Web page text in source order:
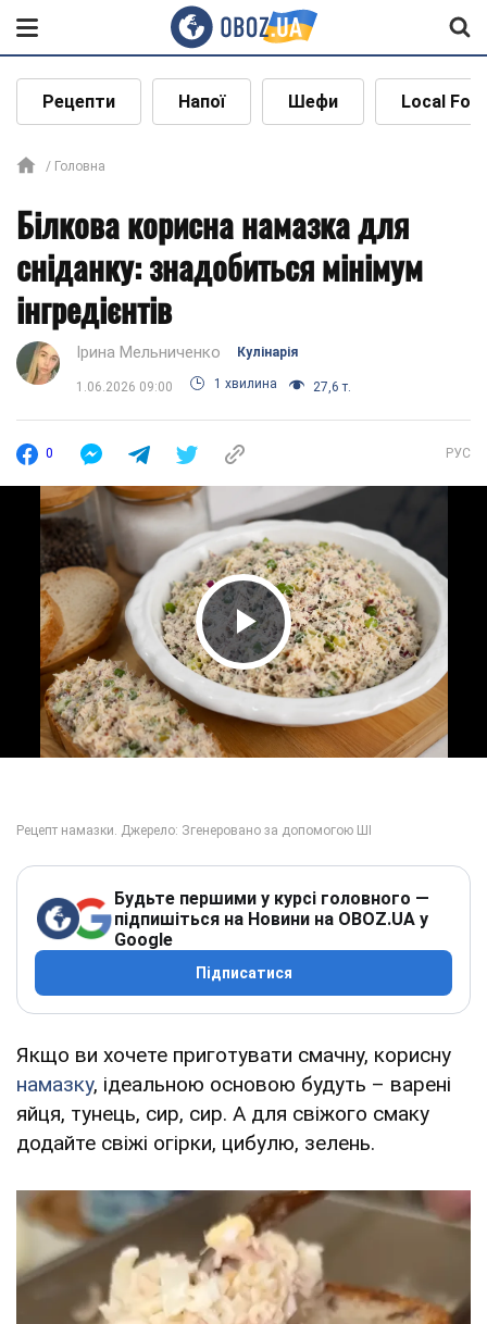
Рецепти Напої Шефи Local
Головна
Білкова корисна намазка для
сніданку: знадобиться мінімум
інгредієнтів
Ірина Мельниченко Кулінарія
1.06.2026 09:00 1 хвилина 27,6 т.
0 РУС
Play Video
Будьте першими у курсі головного —
підпишіться на Новини на OBOZ.UA у
Google
Підписатися
Якщо ви хочете приготувати смачну, корисну
намазку, ідеальною основою будуть – варені
яйця, тунець, сир, сир. А для свіжого смаку
додайте свіжі огірки, цибулю, зелень.